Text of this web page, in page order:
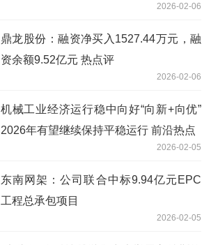
2026-02-06
鼎龙股份：融资净买入1527.44万元，融
资余额9.52亿元 热点评
2026-02-06
机械工业经济运行稳中向好“向新+向优”
2026年有望继续保持平稳运行 前沿热点
2026-02-05
东南网架：公司联合中标9.94亿元EPC
工程总承包项目
2026-02-05